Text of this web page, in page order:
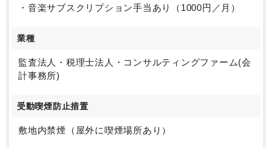
・音楽サブスクリプション手当あり（1000円／月）
業種
監査法人・税理士法人・コンサルティングファーム(会
計事務所)
受動喫煙防止措置
敷地内禁煙（屋外に喫煙場所あり）